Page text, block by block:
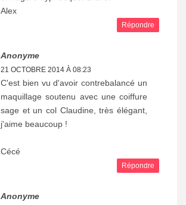
Alex
Répondre
Anonyme
21 OCTOBRE 2014 À 08:23
C'est bien vu d'avoir contrebalancé un
maquillage soutenu avec une coiffure
sage et un col Claudine, très élégant,
j'aime beaucoup !
Cécé
Répondre
Anonyme